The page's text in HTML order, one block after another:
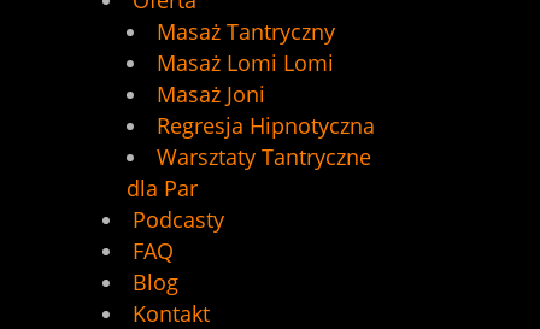
Masaż Tantryczny
Masaż Lomi Lomi
Masaż Joni
Regresja Hipnotyczna
Warsztaty Tantryczne
dla Par
Podcasty
FAQ
Blog
Kontakt